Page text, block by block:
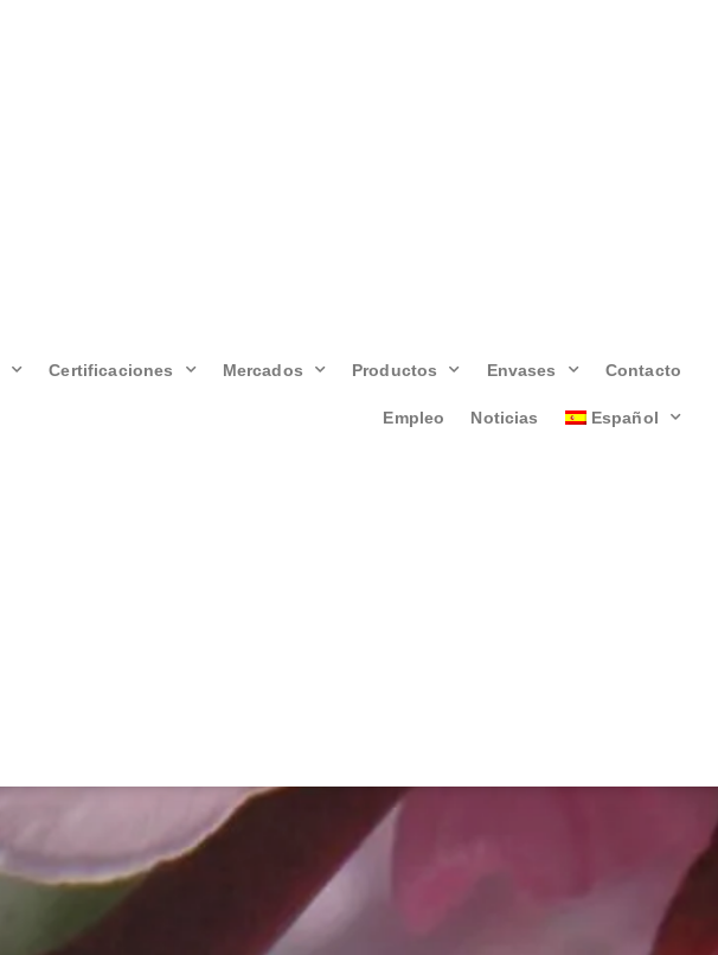
Certificaciones Mercados Productos Envases Contacto
Empleo Noticias Español